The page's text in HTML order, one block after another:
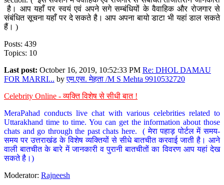
है। आप यहाँ पर स्वयं एवं अपने सगे सम्बंधियों के वैवाहिक और रोजगार से
संबंधित सूचना यहाँ पर दे सकते है। आप अपना बायो डाटा भी यहां डाल सकते
हैं। )
Posts: 439
Topics: 10
Last post: October 16, 2019, 10:52:33 PM Re: DHOL DAMAU
FOR MARRI... byएम.एस. मेहता /M S Mehta 9910532720
Celebrity Online - व्यक्ति विशेष से सीधी बात !
MeraPahad conducts live chat with various celebrities related to
Uttarakhand time to time. You can get the information about those
chats and go through the past chats here. ( मेरा पहाड़ पोर्टल में समय-
समय पर उत्तराखंड के विशेष व्यक्तियों से सीधे बातचीत करवाई जाती है। आने
वाली बातचीत के बारे में जानकारी व पुरानी बातचीतों का विवरण आप यहां देख
सकते है।)
Moderator: Rajneesh